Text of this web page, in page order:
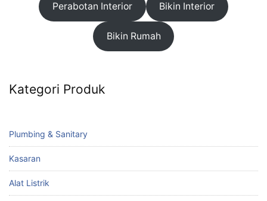
Perabotan Interior Bikin Interior
Bikin Rumah
Kategori Produk
Plumbing & Sanitary
Kasaran
Alat Listrik